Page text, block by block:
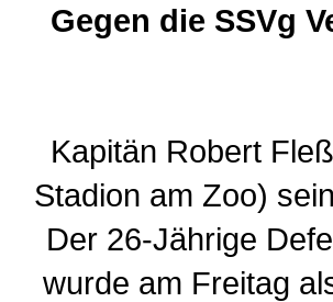
Gegen die SSVg
Kapitän Robert
Stadion am Zoo)
Der 26-Jährige
wurde am Freitag